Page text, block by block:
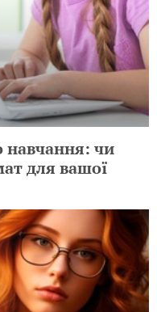
навчання: чи
для вашої